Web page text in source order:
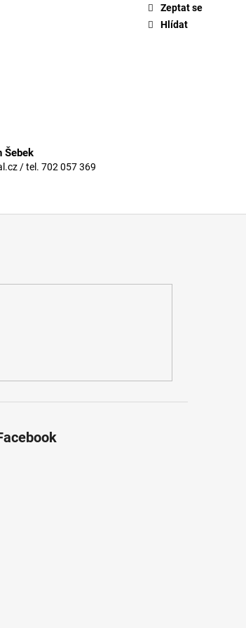
Zeptat se
Hlídat
Šebek
/ tel. 702 057 369